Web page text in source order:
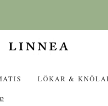
LÖKAR &